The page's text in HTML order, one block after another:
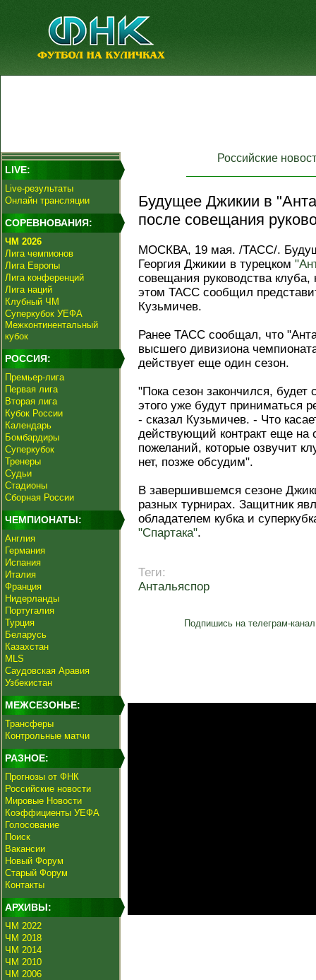
LIVE:
Live-результаты
Онлайн трансляции
СОРЕВНОВАНИЯ:
ЧМ 2026
Лига чемпионов
Лига Европы
Лига конференций
Лига наций
Клубный ЧМ
Суперкубок УЕФА
Межконтинентальный
кубок
РОССИЯ:
Премьер-лига
Первая лига
Вторая лига
Кубок России
Календарь
Бомбардиры
Суперкубок
Тренеры
Судьи
Стадионы
Сборная России
ЧЕМПИОНАТЫ:
Англия
Германия
Испания
Италия
Франция
Нидерланды
Португалия
Турция
Беларусь
Казахстан
MLS
Саудовская Аравия
Узбекистан
МЕЖСЕЗОНЬЕ:
Трансферы
Контрольные матчи
РАЗНОЕ:
Прогнозы от ФНК
Российские новости
Мировые Новости
Коэффициенты УЕФА
Голосование
Поиск
Вакансии
Новый Форум
Старый Форум
Контакты
АРХИВЫ:
ЧМ 2022
ЧМ 2018
ЧМ 2014
ЧМ 2010
ЧМ 2006
Российские
Будущее Джикии в
после совещания
МОСКВА, 19 мая. /ТАСС/.
Георгия Джикии в турецком
совещания руководства
этом ТАСС сообщил
Кузьмичев.
Ранее ТАСС сообщал, что
высшего дивизиона
действует еще один сезон.
"Пока сезон закончился,
этого уже будут приниматься
- сказал Кузьмичев. - Что
действующий контракт еще на
пожеланий, которые озвучит
нет, позже обсудим".
В завершившемся сезоне
разных турнирах. Защитник
обладателем кубка и
"Спартака".
Теги:
Антальяспор
Подпишись на телеграм-